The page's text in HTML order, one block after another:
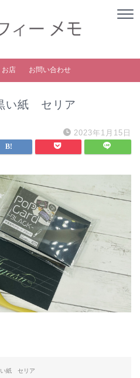
お店 お問い合わせ
い紙 セリア
2023年1月15日
紙 セリア